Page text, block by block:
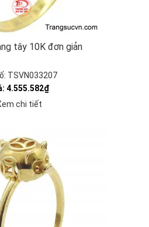
tây 10K đơn giản
TSVN033207
4.555.582₫
chi tiết